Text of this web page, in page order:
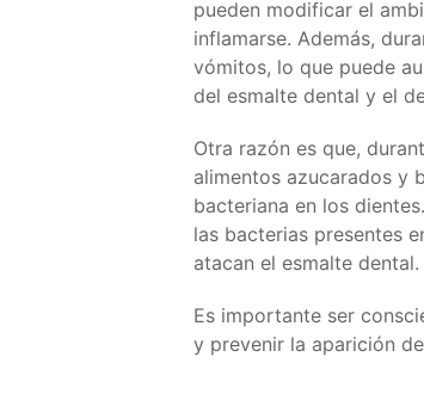
pueden modificar el
inflamarse. Además,
vómitos, lo que puede
del esmalte dental y el
Otra razón es que,
alimentos azucarados y
bacteriana en los
las bacterias presentes
atacan el esmalte dental.
Es importante ser
y prevenir la aparición